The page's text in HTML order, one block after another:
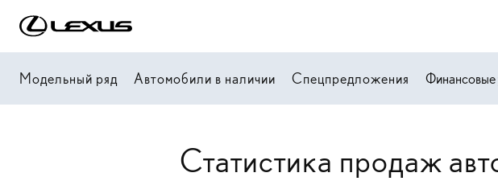
Модельный ряд Автомобили в наличии Спецпредложения Финансовые
Статистика продаж